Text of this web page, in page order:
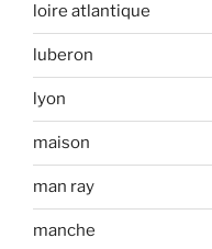
loire atlantique
luberon
lyon
maison
man ray
manche